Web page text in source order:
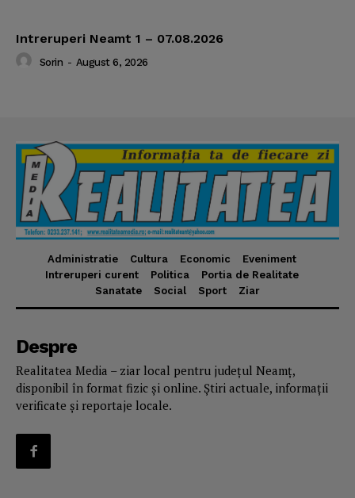
Intreruperi Neamt 1 – 07.08.2026
Sorin - August 6, 2026
Administratie Cultura Economic
Eveniment
Intreruperi curent
Politica
Portia de Realitate
Sanatate
Social Sport Ziar
Despre
Realitatea Media – ziar local pentru județul Neamț,
disponibil în format fizic și online. Știri actuale, informații
verificate și reportaje locale.